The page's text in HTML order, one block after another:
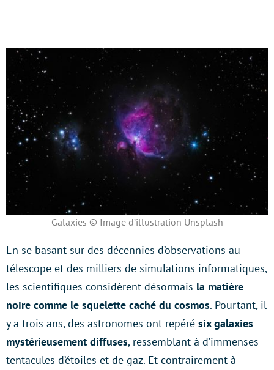
Galaxies © Image d’illustration Unsplash
En se basant sur des décennies d’observations au
télescope et des milliers de simulations informatiques,
les scientifiques considèrent désormais la matière
noire comme le squelette caché du cosmos. Pourtant, il
y a trois ans, des astronomes ont repéré six galaxies
mystérieusement diffuses, ressemblant à d’immenses
tentacules d’étoiles et de gaz. Et contrairement à